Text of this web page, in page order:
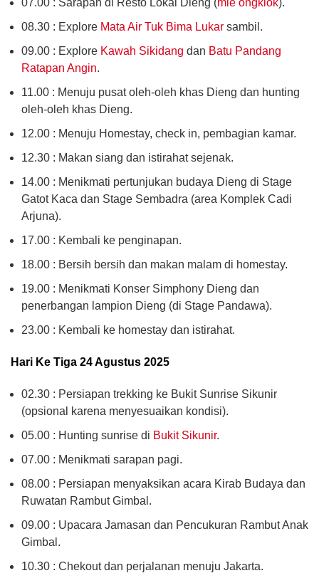
08.30 : Explore Mata Air Tuk Bima Lukar sambil.
09.00 : Explore Kawah Sikidang dan Batu Pandang
Ratapan Angin.
11.00 : Menuju pusat oleh-oleh khas Dieng dan hunting
oleh-oleh khas Dieng.
12.00 : Menuju Homestay, check in, pembagian kamar.
12.30 : Makan siang dan istirahat sejenak.
14.00 : Menikmati pertunjukan budaya Dieng di Stage
Gatot Kaca dan Stage Sembadra (area Komplek Cadi
Arjuna).
17.00 : Kembali ke penginapan.
18.00 : Bersih bersih dan makan malam di homestay.
19.00 : Menikmati Konser Simphony Dieng dan
penerbangan lampion Dieng (di Stage Pandawa).
23.00 : Kembali ke homestay dan istirahat.
Hari Ke Tiga 24 Agustus 2025
02.30 : Persiapan trekking ke Bukit Sunrise Sikunir
(opsional karena menyesuaikan kondisi).
05.00 : Hunting sunrise di Bukit Sikunir.
07.00 : Menikmati sarapan pagi.
08.00 : Persiapan menyaksikan acara Kirab Budaya dan
Ruwatan Rambut Gimbal.
09.00 : Upacara Jamasan dan Pencukuran Rambut Anak
Gimbal.
10.30 : Chekout dan perjalanan menuju Jakarta.